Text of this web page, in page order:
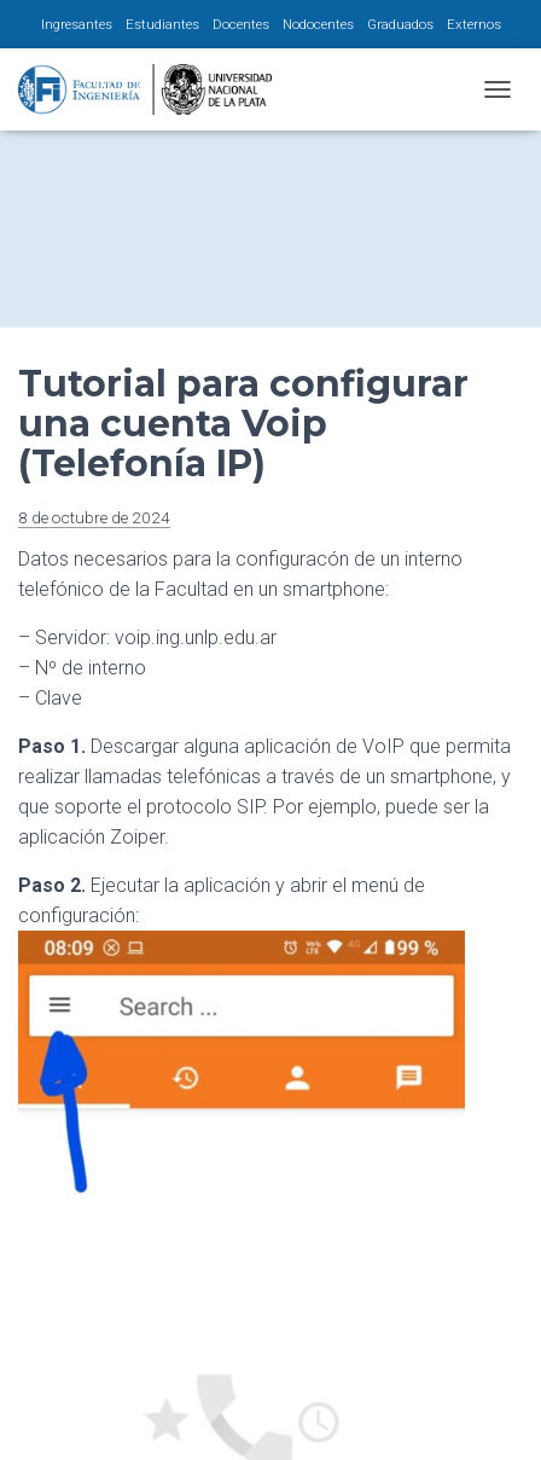
Ingresantes Estudiantes Docentes Nodocentes Graduados Externos
Tutorial para configurar
una cuenta Voip
(Telefonía IP)
8 de octubre de 2024
Datos necesarios para la configuracón de un interno
telefónico de la Facultad en un smartphone:
– Servidor: voip.ing.unlp.edu.ar
– Nº de interno
– Clave
Paso 1. Descargar alguna aplicación de VoIP que permita
realizar llamadas telefónicas a través de un smartphone, y
que soporte el protocolo SIP. Por ejemplo, puede ser la
aplicación Zoiper.
Paso 2. Ejecutar la aplicación y abrir el menú de
configuración: